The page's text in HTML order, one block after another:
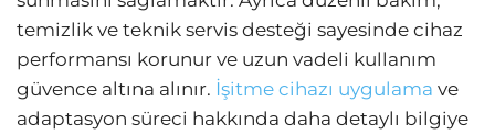
temizlik ve teknik servis desteği sayesinde cihaz
performansı korunur ve uzun vadeli kullanım
güvence altına alınır. İşitme cihazı uygulama ve
adaptasyon süreci hakkında daha detaylı bilgiye